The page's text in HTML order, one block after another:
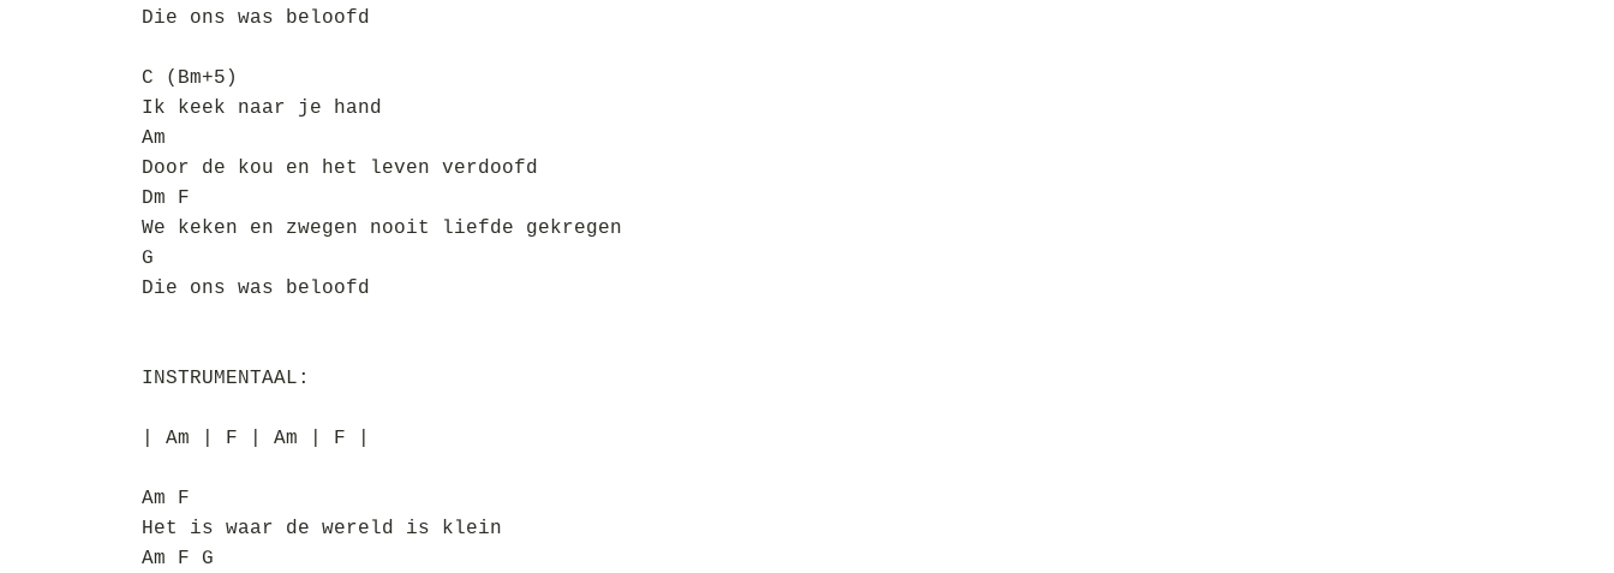
Die ons was beloofd
C (Bm+5)
Ik keek naar je hand
Am
Door de kou en het leven verdoofd
Dm F
We keken en zwegen nooit liefde gekregen
G
Die ons was beloofd
INSTRUMENTAAL:
| Am | F | Am | F |
Am F
Het is waar de wereld is klein
Am F G